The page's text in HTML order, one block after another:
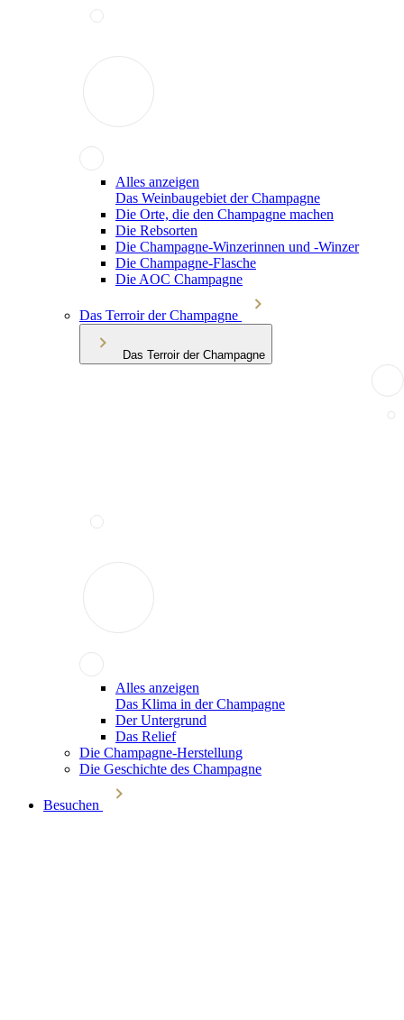
Alles anzeigen
Das Weinbaugebiet der Champagne
Die Orte, die den Champagne machen
Die Rebsorten
Die Champagne-Winzerinnen und -Winzer
Die Champagne-Flasche
Die AOC Champagne
Das Terroir der Champagne
Das Terroir der Champagne
Alles anzeigen
Das Klima in der Champagne
Der Untergrund
Das Relief
Die Champagne-Herstellung
Die Geschichte des Champagne
Besuchen